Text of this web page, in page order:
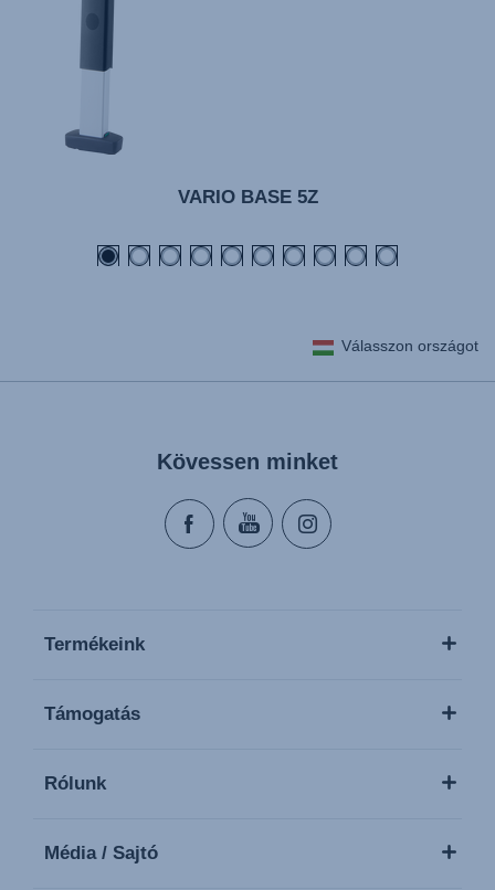
VARIO BASE 5Z
Válasszon országot
Kövessen minket
Termékeink
Támogatás
Rólunk
Média / Sajtó